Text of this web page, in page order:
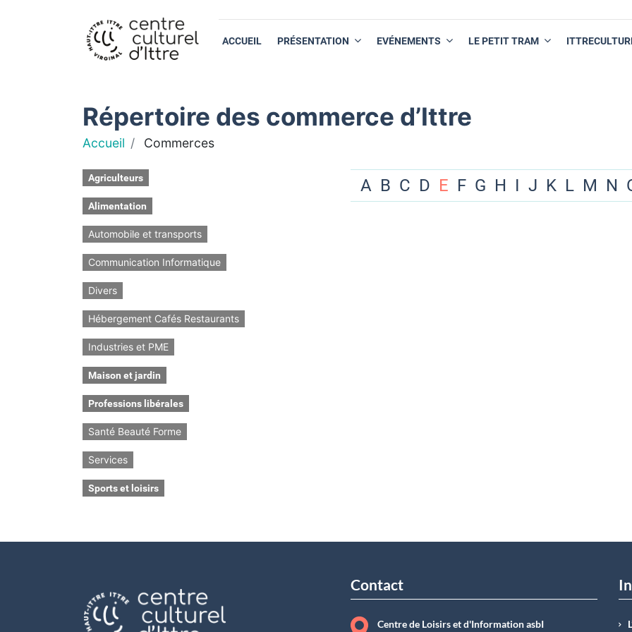
ACCUEIL PRÉSENTATION EVÉNEMENTS LE PETIT TRAM
Répertoire des commerce d’Ittre
Accueil Commerces
Agriculteurs
Alimentation
Automobile et transports
Communication Informatique
Divers
Hébergement Cafés Restaurants
Industries et PME
Maison et jardin
Professions libérales
Santé Beauté Forme
Services
Sports et loisirs
A B C D E F G H I J K L M N
Contact
Centre de Loisirs et d'Information asbI